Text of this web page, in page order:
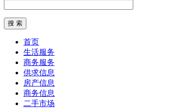
首页
生活服务
商务服务
供求信息
房产信息
商务信息
二手市场